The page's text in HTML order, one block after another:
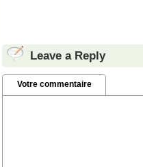
Leave a Reply
Votre commentaire